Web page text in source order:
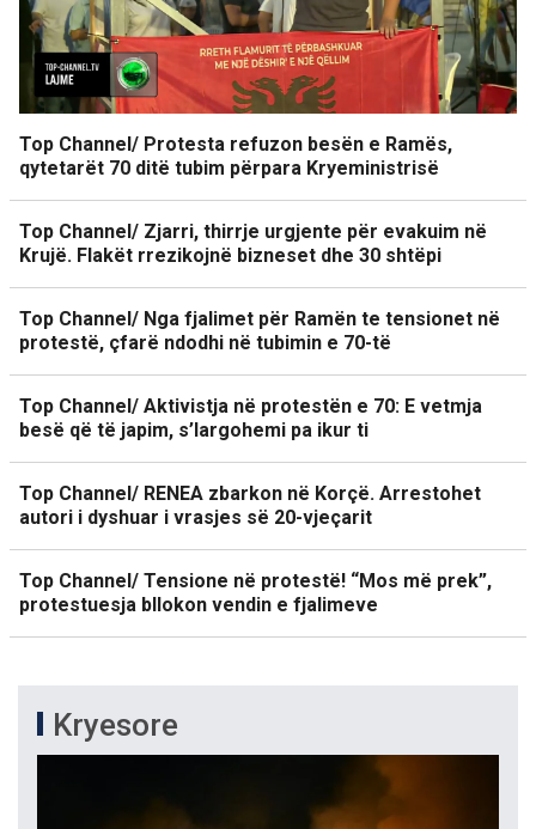
Top Channel/ Protesta refuzon besën e Ramës,
qytetarët 70 ditë tubim përpara Kryeministrisë
Top Channel/ Zjarri, thirrje urgjente për evakuim në
Krujë. Flakët rrezikojnë bizneset dhe 30 shtëpi
Top Channel/ Nga fjalimet për Ramën te tensionet në
protestë, çfarë ndodhi në tubimin e 70-të
Top Channel/ Aktivistja në protestën e 70: E vetmja
besë që të japim, s’largohemi pa ikur ti
Top Channel/ RENEA zbarkon në Korçë. Arrestohet
autori i dyshuar i vrasjes së 20-vjeçarit
Top Channel/ Tensione në protestë! “Mos më prek”,
protestuesja bllokon vendin e fjalimeve
Kryesore